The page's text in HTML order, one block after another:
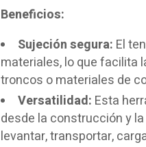
Beneficios:
Sujeción segura: El
materiales, lo que facilita
troncos o materiales de
Versatilidad: Esta
desde la construcción y
levantar, transportar,